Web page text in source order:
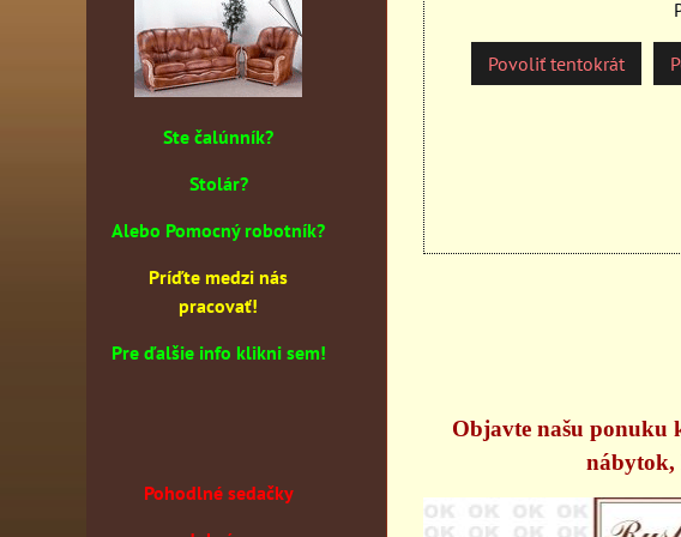
Povoliť tentokrát
Objavte našu ponuku
nábytok,
Ste čalúnník?
Stolár?
Alebo Pomocný robotník?
Príďte medzi nás
pracovať!
Pre ďalšie info klikni sem!
Pohodlné sedačky